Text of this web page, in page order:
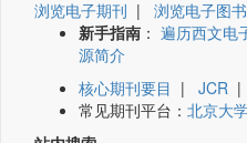
浏览电子期刊 | 浏览电子图书
新手指南 ： 遍历西文电
源简介
核心期刊要目 | JCR |
常见期刊平台： 北京大